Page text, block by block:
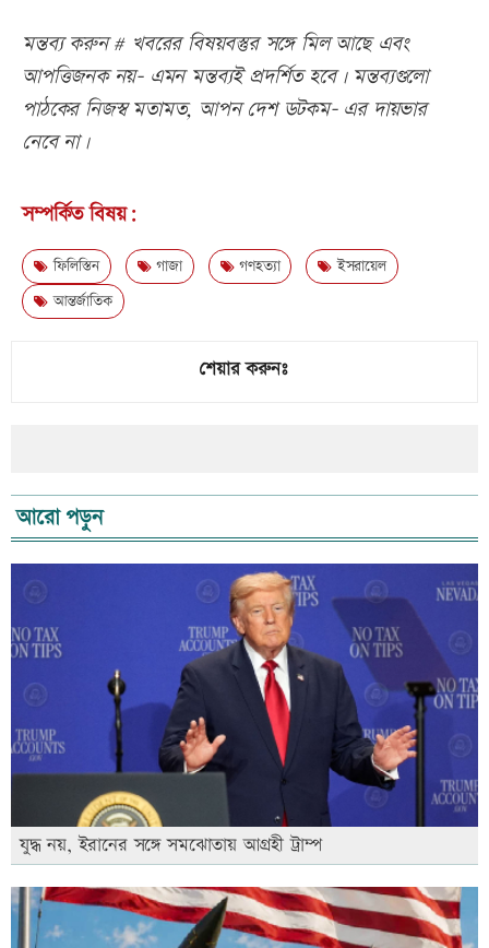
মন্তব্য করুন # খবরের বিষয়বস্তুর সঙ্গে মিল আছে এবং
আপত্তিজনক নয়- এমন মন্তব্যই প্রদর্শিত হবে। মন্তব্যগুলো
পাঠকের নিজস্ব মতামত, আপন দেশ ডটকম- এর দায়ভার
নেবে না।
সম্পর্কিত বিষয়:
ফিলিস্তিন গাজা গণহত্যা
ইসরায়েল
আন্তর্জাতিক
শেয়ার করুনঃ
আরো পড়ুন
যুদ্ধ নয়, ইরানের সঙ্গে সমঝোতায় আগ্রহী ট্রাম্প